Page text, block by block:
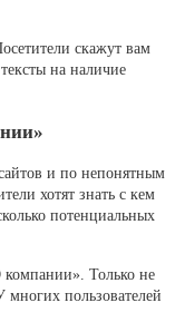
скажут вам
на наличие
и по непонятным
хотят знать с кем
потенциальных
компании». Только не
многих пользователей